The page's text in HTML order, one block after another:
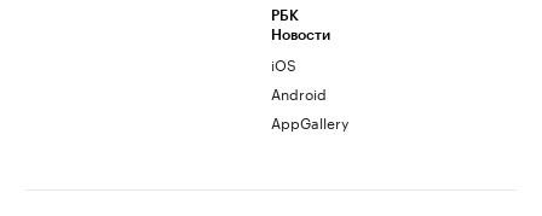
РБК
Новости
iOS
Android
AppGallery